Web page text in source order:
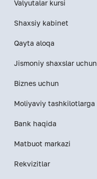
Valyutalar kursi
Shaxsiy kabinet
Qayta aloqa
Jismoniy shaxslar uchun
Biznes uchun
Moliyaviy tashkilotlarga
Bank haqida
Matbuot markazi
Rekvizitlar